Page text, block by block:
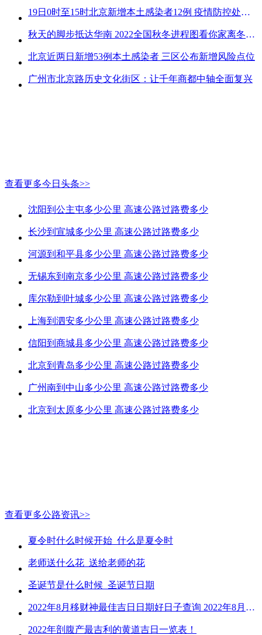
19日0时至15时北京新增本土感染者12例 疫情防控处关键时刻
秋天的脚步抵达华南 2022全国秋冬进程图看你家离冬天有多远
北京近两日新增53例本土感染者 三区公布新增风险点位
广州市北京路历史文化街区：让千年商都中轴全面复兴
查看更多今日头条>>
沈阳到公主屯多少公里 高速公路过路费多少
长沙到宣城多少公里 高速公路过路费多少
河源到和平县多少公里 高速公路过路费多少
无锡东到南京多少公里 高速公路过路费多少
库尔勒到叶城多少公里 高速公路过路费多少
上海到泗安多少公里 高速公路过路费多少
信阳到商城县多少公里 高速公路过路费多少
北京到青岛多少公里 高速公路过路费多少
广州南到中山多少公里 高速公路过路费多少
北京到太原多少公里 高速公路过路费多少
查看更多公路资讯>>
夏令时什么时候开始_什么是夏令时
老师送什么花_送给老师的花
圣诞节是什么时候_圣诞节日期
2022年8月移财神最佳吉日日期好日子查询 2022年8月移财神吉日一览
2022年剖腹产最吉利的黄道吉日一览表！